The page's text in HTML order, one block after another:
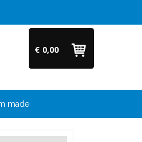
(0)6 54 33 52 04
€ 0,00
made